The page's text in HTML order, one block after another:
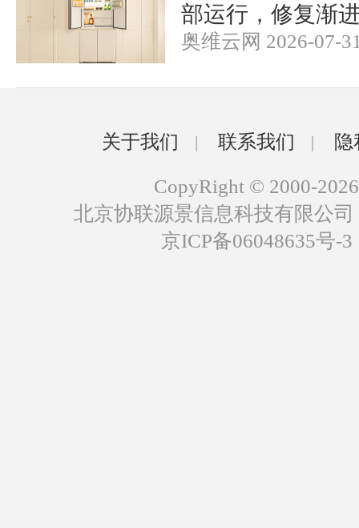
部运行，修复渐
奥维云网 2026-07-
关于我们 | 联系我们 |
CopyRight © 2000-2026
北京协联源景信息科技有限公
京ICP备06048635号-3